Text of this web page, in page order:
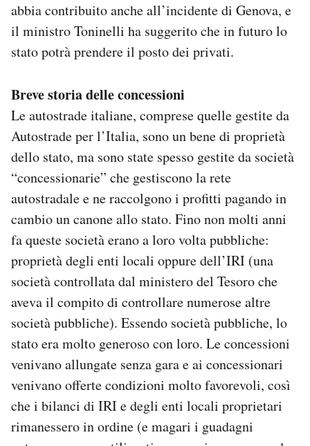
abbia contribuito anche all’incidente di Genova, e
il ministro Toninelli ha suggerito che in futuro lo
stato potrà prendere il posto dei privati.
Breve storia delle concessioni
Le autostrade italiane, comprese quelle gestite da
Autostrade per l’Italia, sono un bene di proprietà
dello stato, ma sono state spesso gestite da società
“concessionarie” che gestiscono la rete
autostradale e ne raccolgono i profitti pagando in
cambio un canone allo stato. Fino non molti anni
fa queste società erano a loro volta pubbliche:
proprietà degli enti locali oppure dell’IRI (una
società controllata dal ministero del Tesoro che
aveva il compito di controllare numerose altre
società pubbliche). Essendo società pubbliche, lo
stato era molto generoso con loro. Le concessioni
venivano allungate senza gara e ai concessionari
venivano offerte condizioni molto favorevoli, così
che i bilanci di IRI e degli enti locali proprietari
rimanessero in ordine (e magari i guadagni